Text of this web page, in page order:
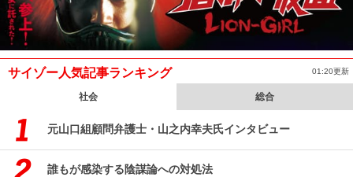
サイゾー人気記事ランキング 01:20更新
社会 総合
元山口組顧問弁護士・山之内幸夫氏インタビュー
誰もが感染する陰謀論への対処法